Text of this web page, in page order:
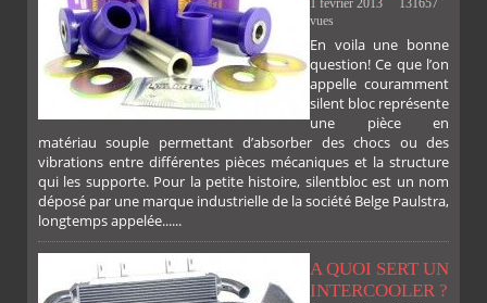
PLUS
1 février 2013
131657
vues
En voila une bonne
question! Ce que l’on
appelle couramment
silent bloc représente
une pièce en
matériau souple permettant d’absorber des chocs ou des
vibrations entre différentes pièces mécaniques et la structure
qui les supporte. Pour la petite histoire, silentbloc est un nom
déposé par une marque industrielle de la société Belge Paulstra,
longtemps appelée......
A QUOI SERT UN
INTERCOOLER ?